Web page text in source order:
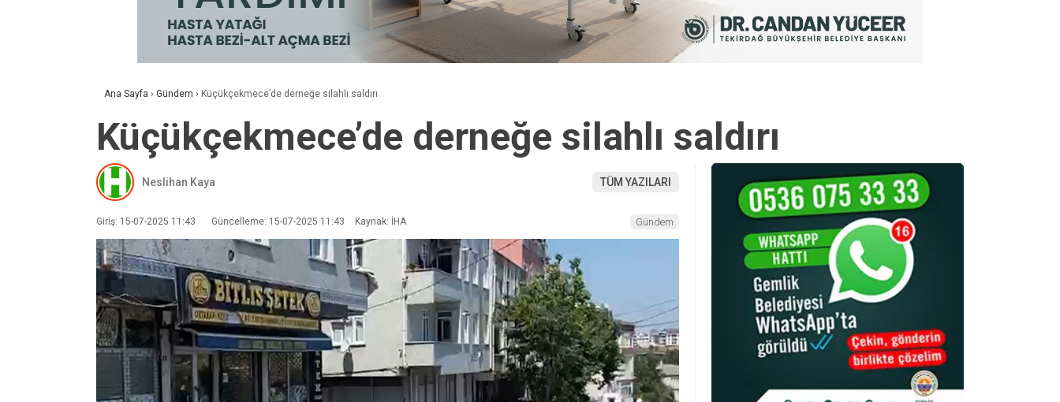
Ana Sayfa › Gündem › Küçükçekmece’de derneğe silahlı saldırı
Küçükçekmece’de derneğe silahlı saldırı
Neslihan Kaya TÜM YAZILARI
Giriş: 15-07-2025 11:43 Güncelleme: 15-07-2025 11:43 Kaynak: İHA Gündem